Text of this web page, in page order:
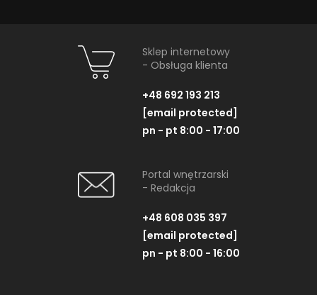
NAJNOWSZE ARTYKUŁY
Sklep internetowy
- Obsługa klienta
+48 692 193 213
[email protected]
pn - pt 8:00 - 17:00
Portal wnętrzarski
- Redakcja
+48 608 035 397
[email protected]
pn - pt 8:00 - 16:00